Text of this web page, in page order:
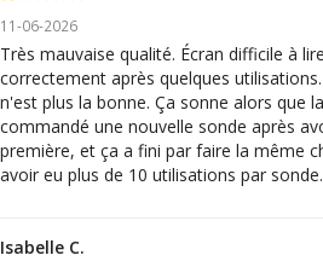
11-06-2026
Très mauvaise qualité. Écran difficile à
correctement après quelques
n'est plus la bonne. Ça sonne alors que
commandé une nouvelle sonde après
première, et ça a fini par faire la même
avoir eu plus de 10 utilisations par
Isabelle C.